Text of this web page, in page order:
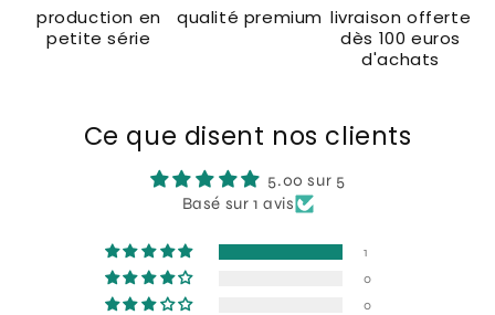
production en
petite série
qualité premium livraison offerte
dès 100 euros
d'achats
Ce que disent nos clients
5.00 sur 5
Basé sur 1 avis
1
0
0